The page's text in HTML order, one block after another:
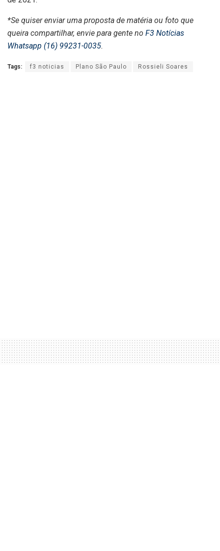
*Se quiser enviar uma proposta de matéria ou foto que
queira compartilhar, envie para gente no F3 Notícias
Whatsapp (16) 99231-0035.
Tags: f3 noticias Plano São Paulo Rossieli Soares